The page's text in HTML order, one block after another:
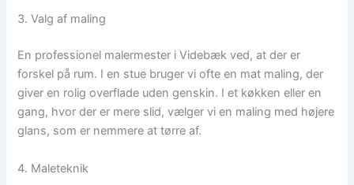
3. Valg af maling
En professionel malermester i Videbæk ved, at der er
forskel på rum. I en stue bruger vi ofte en mat maling, der
giver en rolig overflade uden genskin. I et køkken eller en
gang, hvor der er mere slid, vælger vi en maling med højere
glans, som er nemmere at tørre af.
4. Maleteknik